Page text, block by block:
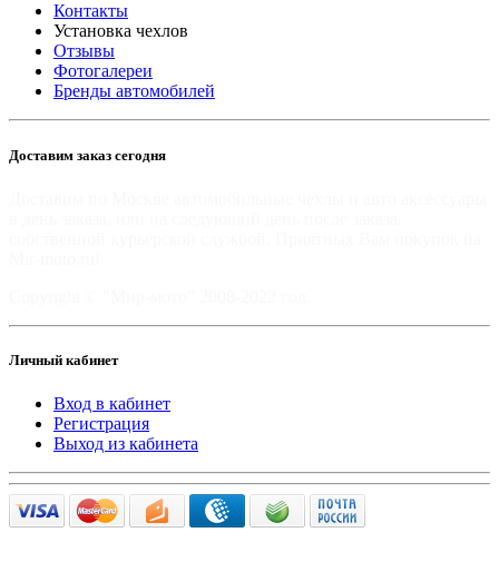
Контакты
Установка чехлов
Отзывы
Фотогалереи
Бренды автомобилей
Доставим заказ сегодня
Личный кабинет
Вход в кабинет
Регистрация
Выход из кабинета